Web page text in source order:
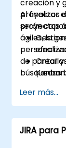
creación y
proyectos
proyectos
ágiles, la
de
búsquedas
pantalla, la
trabajo, la
esquemas
generación
Al finalizar
serán
Crear
de flujo
Leer más...
JIRA para